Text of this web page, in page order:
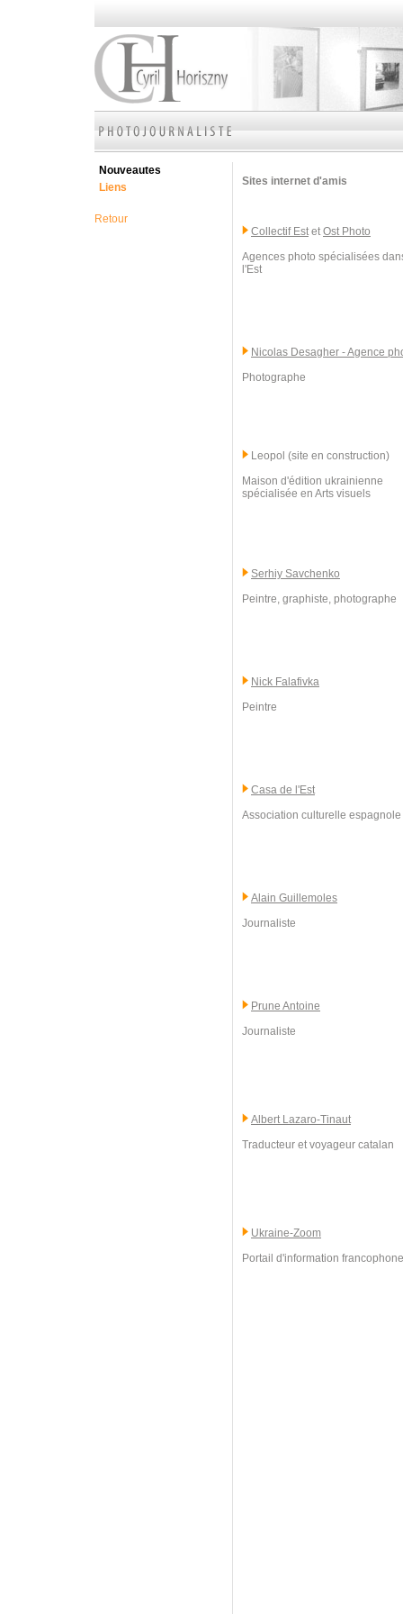
Nouveautes
Liens
Retour
Sites internet d'amis
Collectif Est et Ost Photo
Agences photo spécialisées
l'Est
Nicolas Desagher - Agence
Photographe
Leopol (site en construction)
Maison d'édition ukrainienne
spécialisée en Arts visuels
Serhiy Savchenko
Peintre, graphiste, photographe
Nick Falafivka
Peintre
Casa de l'Est
Association culturelle
Alain Guillemoles
Journaliste
Prune Antoine
Journaliste
Albert Lazaro-Tinaut
Traducteur et voyageur catalan
Ukraine-Zoom
Portail d'information